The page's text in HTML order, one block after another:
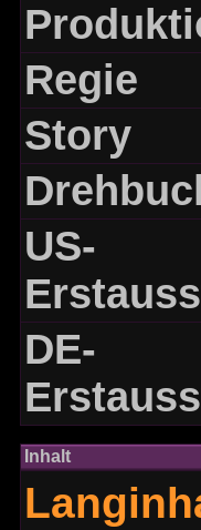
Regie
Story
US-
DE-
Inhalt